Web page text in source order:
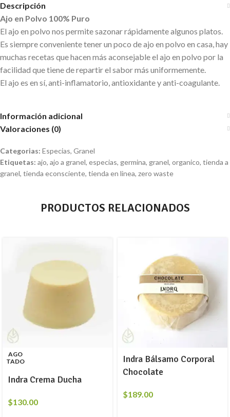
Descripción
Ajo en Polvo 100% Puro
El ajo en polvo nos permite sazonar rápidamente algunos platos.
Es siempre conveniente tener un poco de ajo en polvo en casa, hay
muchas recetas que hacen más aconsejable el ajo en polvo por la
facilidad que tiene de repartir el sabor más uniformemente.
El ajo es en sí, anti-inflamatorio, antioxidante y anti-coagulante.
Información adicional
Valoraciones (0)
Categorias: Especias, Granel
Etiquetas: ajo, ajo a granel, especias, germina, granel, organico, tienda a
granel, tienda econsciente, tienda en linea, zero waste
PRODUCTOS RELACIONADOS
AGO
TADO
Indra Crema Ducha
$130.00
Indra Bálsamo Corporal
Chocolate
$189.00